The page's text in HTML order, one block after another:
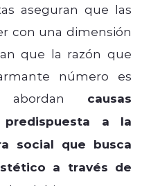
aseguran que las
con una dimensión
que la razón que
número es
abordan causas
predispuesta a la
social que busca
a través de